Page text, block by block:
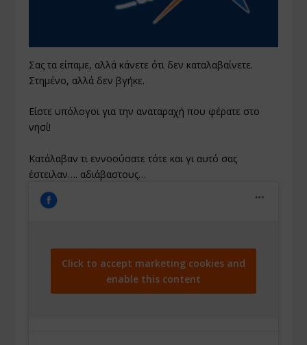
Σας τα είπαμε, αλλά κάνετε ότι δεν καταλαβαίνετε.
Στημένο, αλλά δεν βγήκε.
Είστε υπόλογοι για την αναταραχή που φέρατε στο
νησί!
Κατάλαβαν τι εννοούσατε τότε και γι αυτό σας
έστειλαν…. αδιάβαστους…
Click to accept marketing cookies and
enable this content